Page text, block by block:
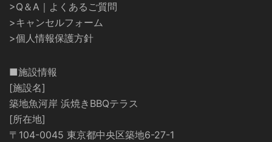
>Q＆A｜よくあるご質問
>キャンセルフォーム
>個人情報保護方針
■施設情報
[施設名]
築地魚河岸 浜焼きBBQテラス
[所在地]
〒104-0045 東京都中央区築地6-27-1